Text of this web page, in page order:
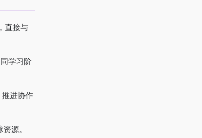
直接与
学习阶
推进协作
源。